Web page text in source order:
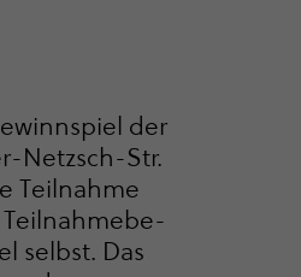
der
Netzsch-Str.
Teilnahme
Teil­nah­me­be­
selbst. Das